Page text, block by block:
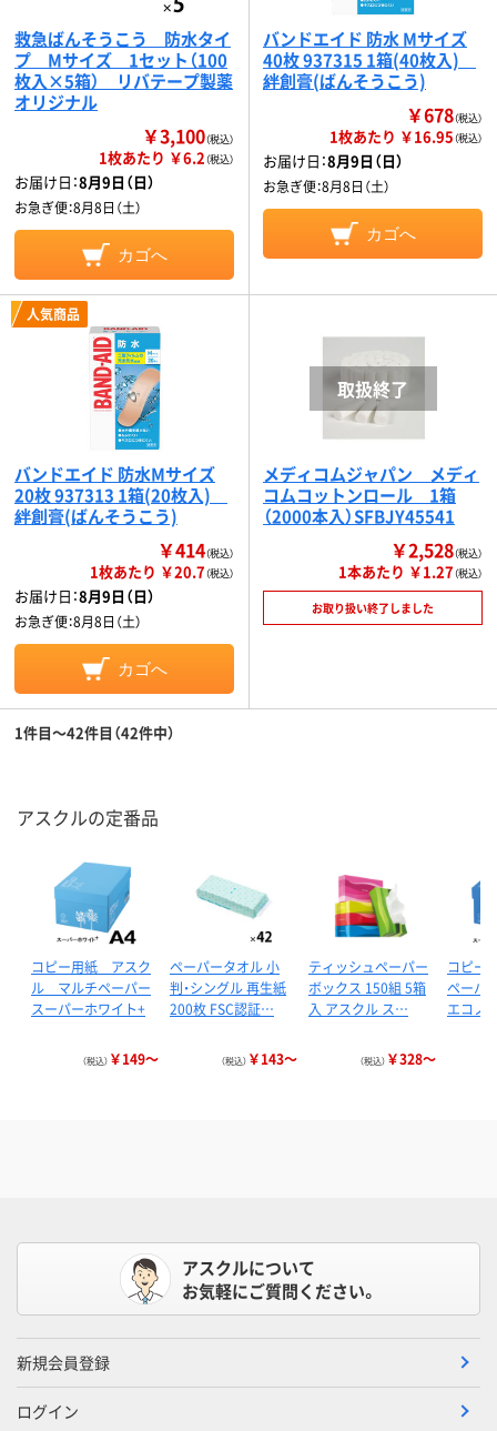
救急ばんそうこう 防水タイ
プ Mサイズ 1セット（100
枚入×5箱） リバテープ製薬
オリジナル
￥3,100（税込）
1枚あたり ￥6.2（税込）
お届け日：8月9日（日）
お急ぎ便：8月8日（土）
カゴへ
バンドエイド 防水 Mサイズ
40枚 937315 1箱(40枚入)
絆創膏(ばんそうこう)
￥678（税込）
1枚あたり ￥16.95（税込）
お届け日：8月9日（日）
お急ぎ便：8月8日（土）
カゴへ
人気商品
バンドエイド 防水Mサイズ
20枚 937313 1箱(20枚入)
絆創膏(ばんそうこう)
￥414（税込）
1枚あたり ￥20.7（税込）
お届け日：8月9日（日）
お急ぎ便：8月8日（土）
カゴへ
メディコムジャパン メディ
コムコットンロール 1箱
（2000本入）SFBJY45541
￥2,528（税込）
1本あたり ￥1.27（税込）
お取り扱い終了しました
1件目～42件目（42件中）
アスクルの定番品
コピー用紙 アスク
ル マルチペーパー
スーパーホワイト+
（税込） ￥149～
ペーパータオル 小
判・シングル 再生紙
200枚 FSC認証…
（税込） ￥143～
ティッシュペーパー
ボックス 150組 5箱
入 アスクル ス…
（税込） ￥328～
コピー
ペーパ
エコノ
アスクルについて
お気軽にご質問ください。
新規会員登録
ログイン